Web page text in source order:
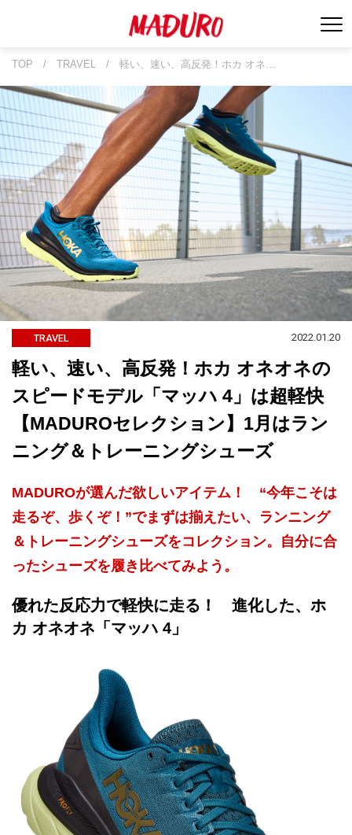
TOP / TRAVEL / 軽い、速い、高反発！ホカ オネ…
TRAVEL 2022.01.20
軽い、速い、高反発！ホカ オネオネの
スピードモデル「マッハ 4」は超軽快
【MADUROセレクション】1月はラン
ニング＆トレーニングシューズ
MADUROが選んだ欲しいアイテム！ “今年こそは
走るぞ、歩くぞ！”でまずは揃えたい、ランニング
＆トレーニングシューズをコレクション。自分に合
ったシューズを履き比べてみよう。
優れた反応力で軽快に走る！ 進化した、ホ
カ オネオネ「マッハ 4」